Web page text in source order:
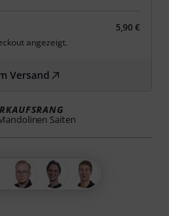
5,90 €
angezeigt.
Versand
Saiten